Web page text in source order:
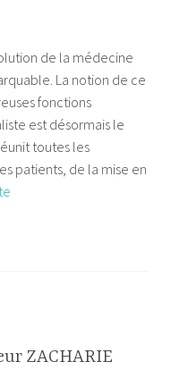
de la médecine
La notion de ce
fonctions
est désormais le
toutes les
patients, de la mise en
partager
ZACHARIE